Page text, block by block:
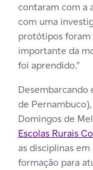
contaram com a
com uma
protótipos foram
importante da
foi aprendido.”
de
Domingos de
Escolas Rurais
as disciplinas
formação para